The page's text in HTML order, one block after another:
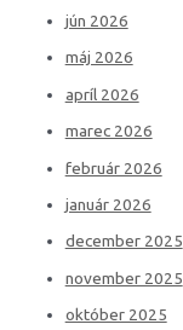
jún 2026
máj 2026
apríl 2026
marec 2026
február 2026
január 2026
december 2025
november 2025
október 2025